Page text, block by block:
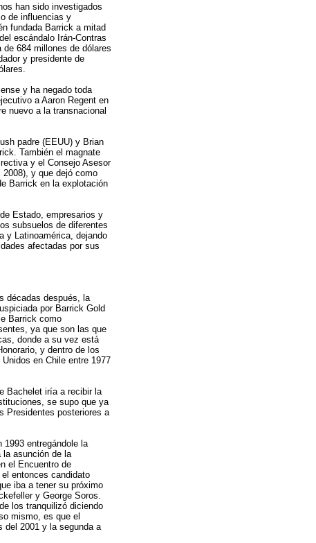
han sido investigados
de influencias y
fundada Barrick a mitad
escándalo Irán-Contras
684 millones de dólares
y presidente de
y ha negado toda
a Aaron Regent en
nuevo a la transnacional
padre (EEUU) y Brian
También el magnate
y el Consejo Asesor
y que dejó como
Barrick en la explotación
Estado, empresarios y
subsuelos de diferentes
y Latinoamérica, dejando
afectadas por sus
décadas después, la
por Barrick Gold
Barrick como
ya que son las que
donde a su vez está
y dentro de los
en Chile entre 1977
Bachelet iría a recibir la
se supo que ya
Presidentes posteriores a
1993 entregándole la
la asunción de la
el Encuentro de
entonces candidato
iba a tener su próximo
y George Soros.
los tranquilizó diciendo
mismo, es que el
del 2001 y la segunda a